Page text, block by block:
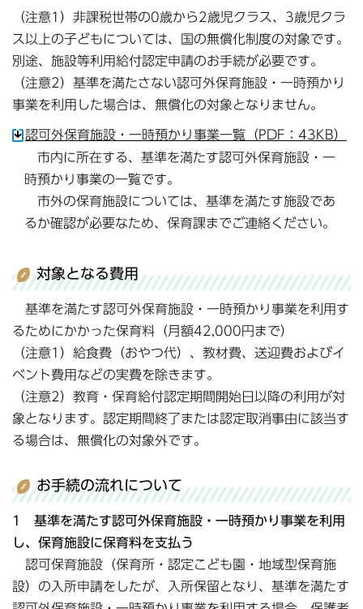
（注意1）非課税世帯の0歳から2歳児クラス、3歳児クラ
ス以上の子どもについては、国の無償化制度の対象です。
別途、施設等利用給付認定申請のお手続が必要です。
（注意2）基準を満たさない認可外保育施設・一時預かり
事業を利用した場合は、無償化の対象となりません。
認可外保育施設・一時預かり事業一覧（PDF：43KB）
市内に所在する、基準を満たす認可外保育施設・一
時預かり事業の一覧です。
市外の保育施設については、基準を満たす施設であ
るか確認が必要なため、保育課までご連絡ください。
対象となる費用
基準を満たす認可外保育施設・一時預かり事業を利用す
るためにかかった保育料（月額42,000円まで）
（注意1）給食費（おやつ代）、教材費、送迎費およびイ
ベント費用などの実費を除きます。
（注意2）教育・保育給付認定期間開始日以降の利用が対
象となります。認定期間終了または認定取消事由に該当す
る場合は、無償化の対象外です。
お手続の流れについて
1 基準を満たす認可外保育施設・一時預かり事業を利用
し、保育施設に保育料を支払う
認可保育施設（保育所・認定こども園・地域型保育施
設）の入所申請をしたが、入所保留となり、基準を満たす